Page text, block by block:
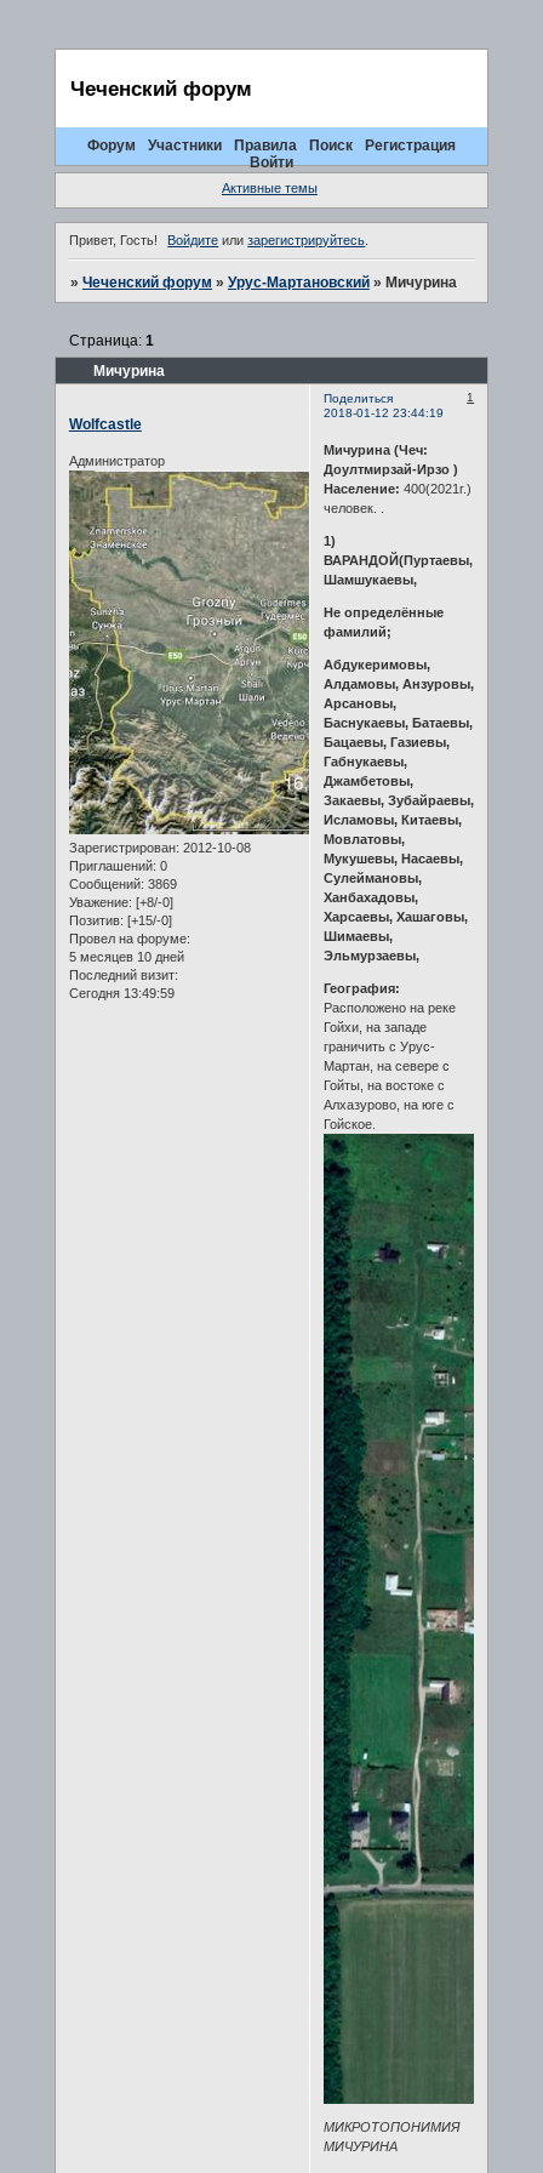
Чеченский форум
Форум Участники Правила Поиск
Регистрация
Войти
Активные темы
Привет, Гость! Войдите илизарегистрируйтесь.
» Чеченский форум » Урус-Мартановский » Мичурина
Мичурина
Страница: 1
Поделиться
1
2018-01-12 23:44:19
Wolfcastle
Администратор
Зарегистрирован: 2012-10-08
Приглашений: 0
Сообщений: 3869
Уважение: [+8/-0]
Позитив: [+15/-0]
Провел на форуме:
5 месяцев 10 дней
Последний визит:
Сегодня 13:49:59
Мичурина (Чеч:
Доултмирзай-Ирзо )
Население: 400(2021г.)
человек. .
1)
ВАРАНДОЙ(Пуртаевы,
Шамшукаевы,
Не определённые
фамилий;
Абдукеримовы,
Алдамовы, Анзуровы,
Арсановы,
Баснукаевы, Батаевы,
Бацаевы, Газиевы,
Габнукаевы,
Джамбетовы,
Закаевы, Зубайраевы,
Исламовы, Китаевы,
Мовлатовы,
Мукушевы, Насаевы,
Сулеймановы,
Ханбахадовы,
Харсаевы, Хашаговы,
Шимаевы,
Эльмурзаевы,
География:
Расположено на реке
Гойхи, на западе
граничить с Урус-
Мартан, на севере с
Гойты, на востоке с
Алхазурово, на юге с
Гойское.
МИКРОТОПОНИМИЯ
МИЧУРИНА